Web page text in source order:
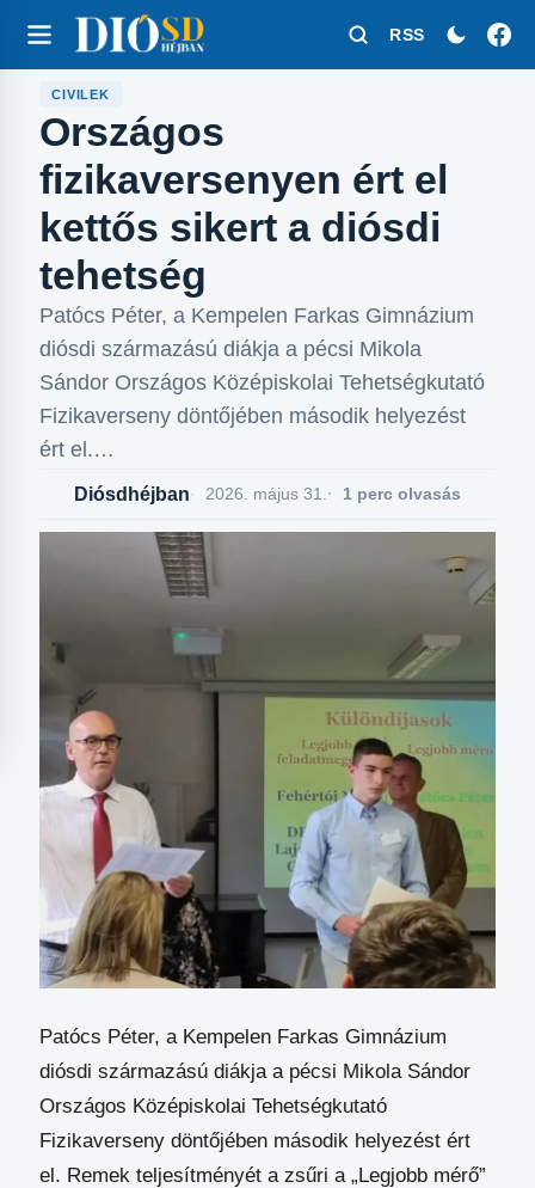
RSS
CIVILEK
Országos
fizikaversenyen ért el
kettős sikert a diósdi
tehetség
Patócs Péter, a Kempelen Farkas Gimnázium
diósdi származású diákja a pécsi Mikola
Sándor Országos Középiskolai Tehetségkutató
Fizikaverseny döntőjében második helyezést
ért el.…
Diósdhéjban 2026. május 31. 1 perc olvasás
Patócs Péter, a Kempelen Farkas Gimnázium
diósdi származású diákja a pécsi Mikola Sándor
Országos Középiskolai Tehetségkutató
Fizikaverseny döntőjében második helyezést ért
el. Remek teljesítményét a zsűri a „Legjobb mérő”